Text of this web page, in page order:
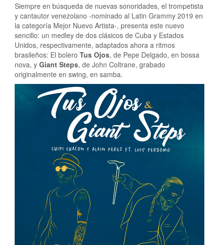
Siempre en búsqueda de nuevas sonoridades, el trompetista
y cantautor venezolano -nominado al Latin Grammy 2019 en
la categoría Mejor Nuevo Artista-, presenta este nuevo
sencillo: un medley de dos clásicos de Cuba y Estados
Unidos, respectivamente, adaptados ahora a ritmos
brasileños: El bolero Tus Ojos, de Pepe Delgado, en bossa
nova, y Giant Steps, de John Coltrane, grabado
originalmente en swing, en samba.